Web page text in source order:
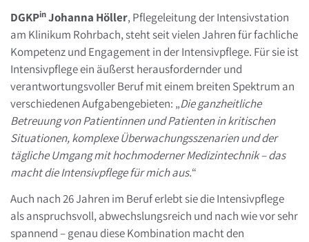
DGKPinJohanna Höller, Pflegeleitung der Intensivstation
am Klinikum Rohrbach, steht seit vielen Jahren für fachliche
Kompetenz und Engagement in der Intensivpflege. Für sie ist
Intensivpflege ein äußerst herausfordernder und
verantwortungsvoller Beruf mit einem breiten Spektrum an
verschiedenen Aufgabengebieten: „Die ganzheitliche
Betreuung von Patientinnen und Patienten in kritischen
Situationen, komplexe Überwachungsszenarien und der
tägliche Umgang mit hochmoderner Medizintechnik – das
macht die Intensivpflege für mich aus.“
Auch nach 26 Jahren im Beruf erlebt sie die Intensivpflege
als anspruchsvoll, abwechslungsreich und nach wie vor sehr
spannend – genau diese Kombination macht den